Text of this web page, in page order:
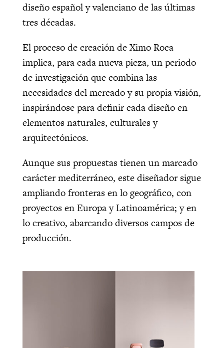
diseño español y valenciano de las últimas
tres décadas.
El proceso de creación de Ximo Roca
implica, para cada nueva pieza, un periodo
de investigación que combina las
necesidades del mercado y su propia visión,
inspirándose para definir cada diseño en
elementos naturales, culturales y
arquitectónicos.
Aunque sus propuestas tienen un marcado
carácter mediterráneo, este diseñador sigue
ampliando fronteras en lo geográfico, con
proyectos en Europa y Latinoamérica; y en
lo creativo, abarcando diversos campos de
producción.